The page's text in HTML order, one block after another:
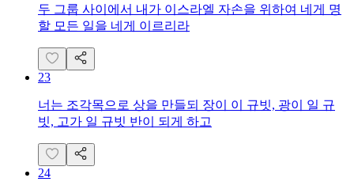
두 그룹 사이에서 내가 이스라엘 자손을 위하여 네게 명
할 모든 일을 네게 이르리라
23
너는 조각목으로 상을 만들되 장이 이 규빗, 광이 일 규
빗, 고가 일 규빗 반이 되게 하고
24